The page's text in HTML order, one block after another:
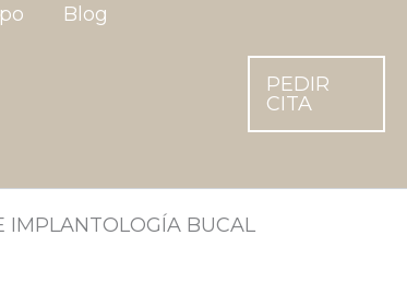
Blog
PEDIR
CITA
IMPLANTOLOGÍA BUCAL